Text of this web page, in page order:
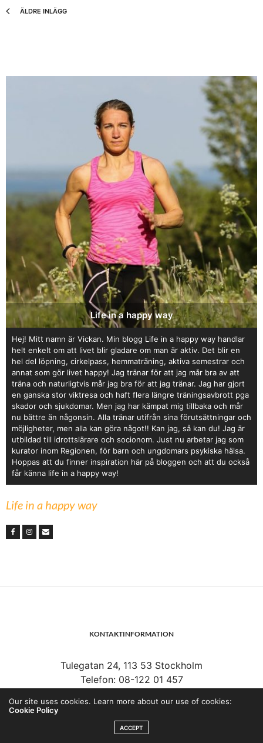
ÄLDRE INLÄGG
Life in a happy way
Hej! Mitt namn är Vickan. Min blogg Life in a happy way handlar
helt enkelt om att livet blir gladare om man är aktiv. Det blir en
hel del löpning, cirkelpass, hemmaträning, aktiva semestrar och
annat som gör livet happy! Jag tränar för att jag mår bra av att
träna och naturligtvis mår jag bra för att jag tränar. Jag har gjort
en ganska stor viktresa och haft flera längre träningsavbrott pga
skador och sjukdomar. Men jag har kämpat mig tillbaka och mår
nu bättre än någonsin. Alla tränar utifrån sina förutsättningar och
möjligheter, men alla kan göra något!! Kan jag, så kan du! Jag är
utbildad till idrottslärare och socionom. Just nu arbetar jag som
kurator inom Regionen, för barn och ungdomars psykiska hälsa.
Hoppas att du finner inspiration här på bloggen och att du också
får känna life in a happy way!
Life in a happy way
KONTAKTINFORMATION
Tulegatan 24, 113 53 Stockholm
Telefon: 08-122 01 457
E-post:info@sporthalsa.se
Our site uses cookies. Learn more about our use of cookies:
Cookie Policy
ACCEPT